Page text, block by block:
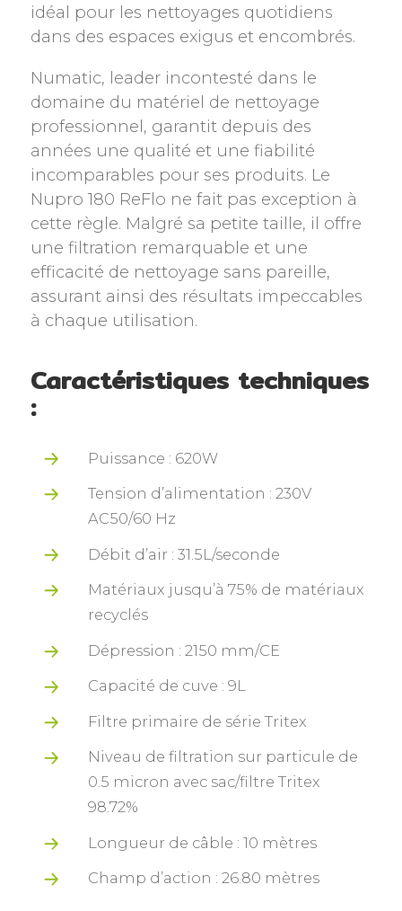
idéal pour les nettoyages quotidiens
dans des espaces exigus et encombrés.
Numatic, leader incontesté dans le
domaine du matériel de nettoyage
professionnel, garantit depuis des
années une qualité et une fiabilité
incomparables pour ses produits. Le
Nupro 180 ReFlo ne fait pas exception à
cette règle. Malgré sa petite taille, il offre
une filtration remarquable et une
efficacité de nettoyage sans pareille,
assurant ainsi des résultats impeccables
à chaque utilisation.
Caractéristiques techniques
:
Puissance : 620W
Tension d’alimentation : 230V
AC50/60 Hz
Débit d’air : 31.5L/seconde
Matériaux jusqu’à 75% de matériaux
recyclés
Dépression : 2150 mm/CE
Capacité de cuve : 9L
Filtre primaire de série Tritex
Niveau de filtration sur particule de
0.5 micron avec sac/filtre Tritex
98.72%
Longueur de câble : 10 mètres
Champ d’action : 26.80 mètres